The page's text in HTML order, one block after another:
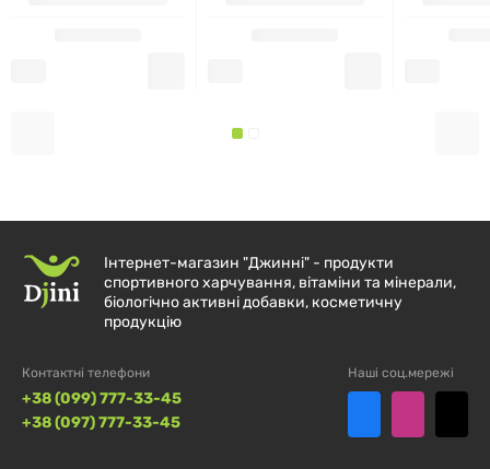
Інтернет-магазин "Джинні" - продукти
спортивного харчування, вітаміни та мінерали,
біологічно активні добавки, косметичну
продукцію
Контактні телефони
+38 (099) 777-33-45
+38 (097) 777-33-45
Наші соц.мережі